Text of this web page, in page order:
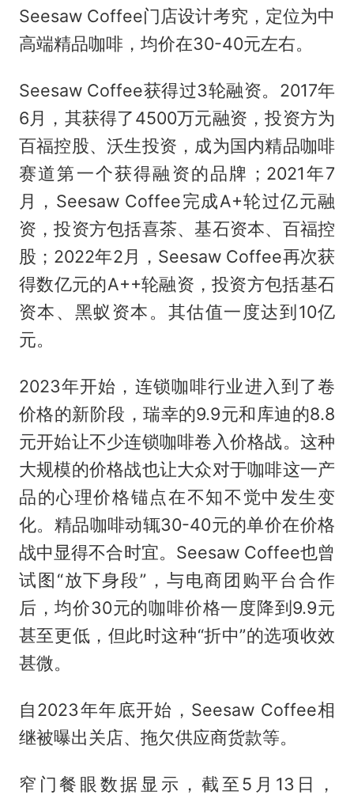
Seesaw Coffee门店设计考究，定位为中
高端精品咖啡，均价在30-40元左右。
Seesaw Coffee获得过3轮融资。2017年
6月，其获得了4500万元融资，投资方为
百福控股、沃生投资，成为国内精品咖啡
赛道第一个获得融资的品牌；2021年7
月，Seesaw Coffee完成A+轮过亿元融
资，投资方包括喜茶、基石资本、百福控
股；2022年2月，Seesaw Coffee再次获
得数亿元的A++轮融资，投资方包括基石
资本、黑蚁资本。其估值一度达到10亿
元。
2023年开始，连锁咖啡行业进入到了卷
价格的新阶段，瑞幸的9.9元和库迪的8.8
元开始让不少连锁咖啡卷入价格战。这种
大规模的价格战也让大众对于咖啡这一产
品的心理价格锚点在不知不觉中发生变
化。精品咖啡动辄30-40元的单价在价格
战中显得不合时宜。Seesaw Coffee也曾
试图“放下身段”，与电商团购平台合作
后，均价30元的咖啡价格一度降到9.9元
甚至更低，但此时这种“折中”的选项收效
甚微。
自2023年年底开始，Seesaw Coffee相
继被曝出关店、拖欠供应商货款等。
窄门餐眼数据显示，截至5月13日，